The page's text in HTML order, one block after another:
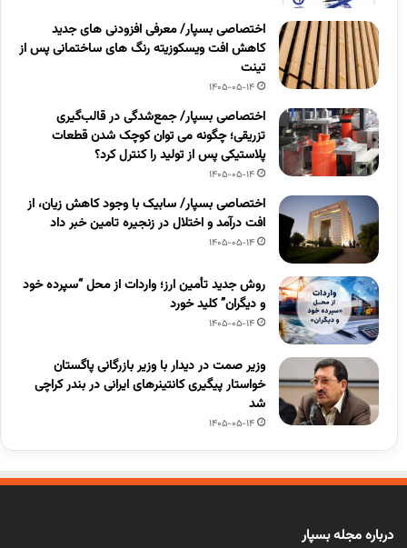
اختصاصی بسپار/ معرفی افزودنی های جدید
کاهش افت ویسکوزیته رنگ های ساختمانی پس از
تینت
1405-05-14
اختصاصی بسپار/ جمع‌شدگی در قالب‌گیری
تزریقی؛ چگونه می توان کوچک شدن قطعات
پلاستیکی پس از تولید را کنترل کرد؟
1405-05-14
اختصاصی بسپار/ سابیک با وجود کاهش زیان، از
افت درآمد و اختلال در زنجیره تامین خبر داد
1405-05-14
روش جدید تأمین ارز؛ واردات از محل “سپرده خود
و دیگران” کلید خورد
1405-05-14
وزیر صمت در دیدار با وزیر بازرگانی پاگستان
خواستار پیگیری کانتینرهای ایرانی در بندر کراچی
شد
1405-05-14
درباره مجله بسپار